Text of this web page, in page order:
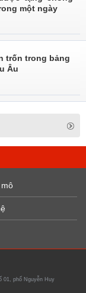
một ngày
trốn trong bảng
Âu
01, phố Nguyễn Huy